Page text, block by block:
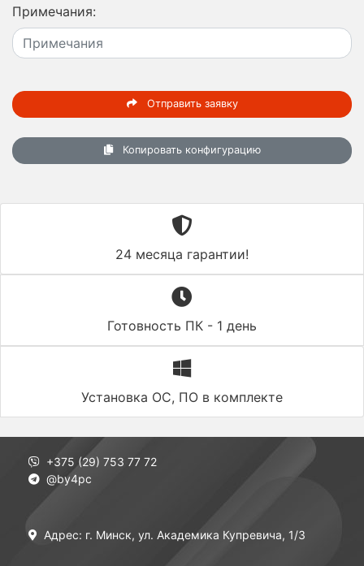
Примечания:
Отправить заявку
Копировать конфигурацию
24 месяца гарантии!
Готовность ПК - 1 день
Установка ОС, ПО в комплекте
+375 (29) 753 77 72
@by4pc
Адрес: г. Минск, ул. Академика Купревича, 1/3